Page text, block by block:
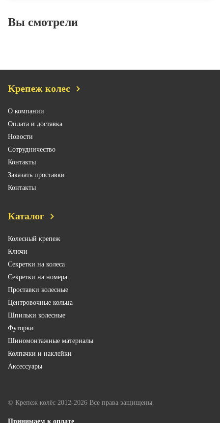
Вы смотрели
Крепеж колес
О компании
Оплата и доставка
Новости
Сотрудничество
Контакты
Заказать проставки
Контакты
Каталог
Колесный крепеж
Ключи
Секретки на колеса
Секретки на номера
Проставки колесные
Центровочные кольца
Шпильки колесные
Футорки
Шиномонтажные материалы
Колпачки и наклейки
Аксессуары
© Крепеж колёс 2012-2026 Все права защищены.
Принимаем к оплате